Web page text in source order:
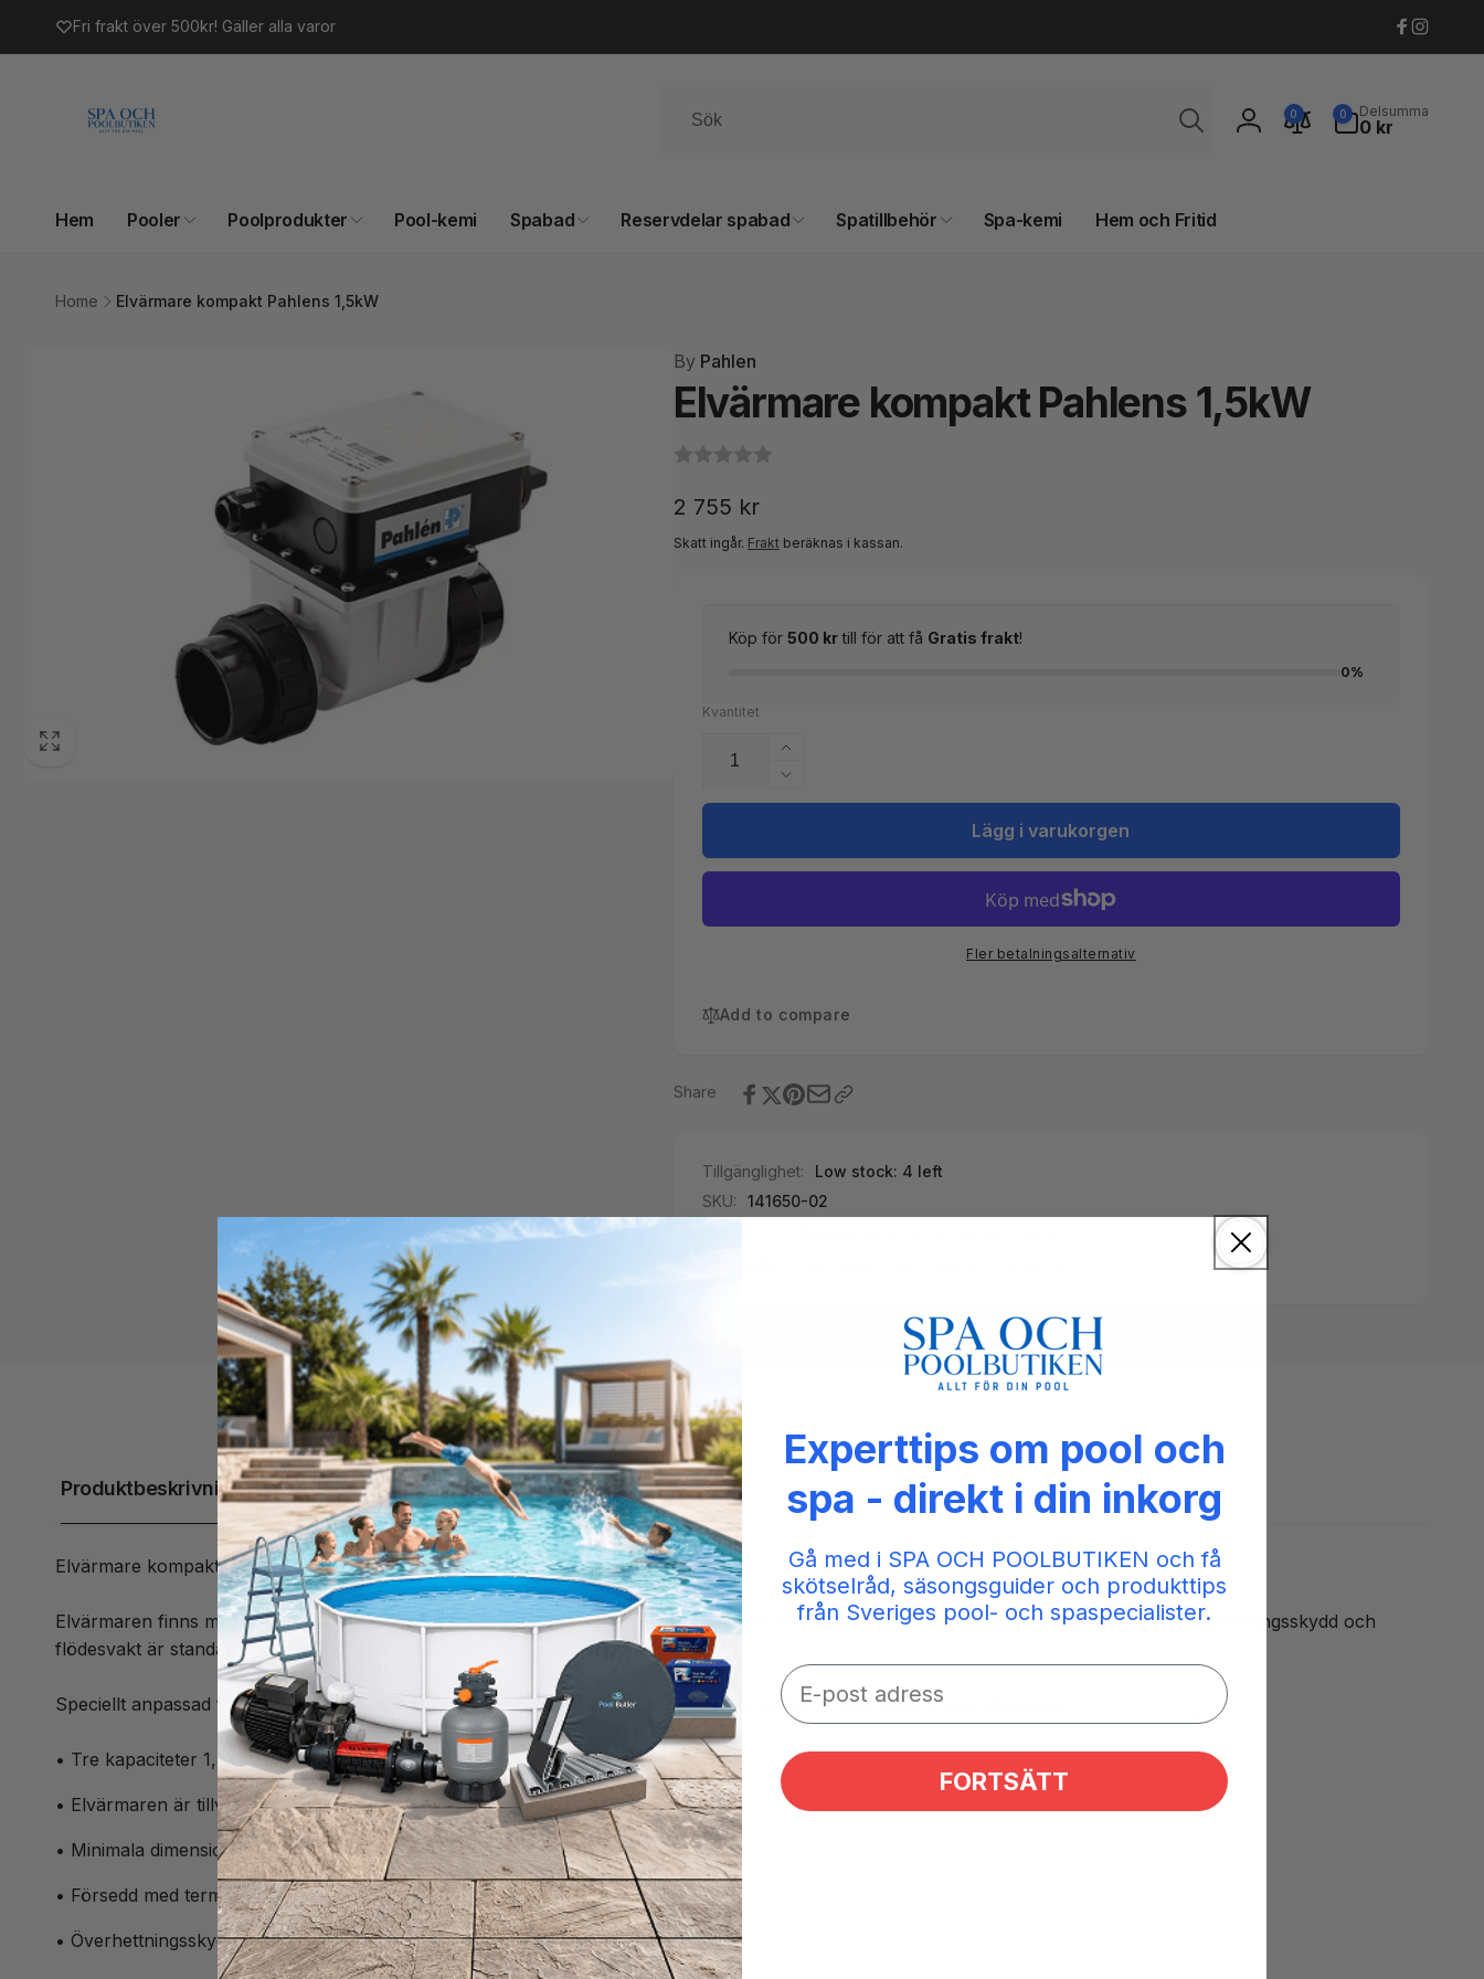
innehåll
Fri frakt över 500kr! Gäller alla varor
Facebook
Logga
0 0
artiklar
Delsumma
0 kr
Hem Pooler Poolprodukter Pool-kemi Spabad Reservdelar spabad Spatillbehör Spa-kemi Hem och Fritid
Home Elvärmare kompakt Pahlens 1,5kW
ByPahlen
Elvärmare kompakt Pahlens 1,5kW
Ordinarie
pris
2 755 kr
Skatt ingår. Fraktberäknas i kassan.
Köp för 500 krtill för att få Gratis frakt!
0%
Kvantitet
Öka
kvantitet
för
Pahlens
Minska
kvantitet
Elvärmare
kompakt
1,5kW
Lägg i varukorgen
Fler betalningsalternativ
Add to compare
Share
Tillgänglighet:
Low stock: 4 left
SKU:
141650-02
Produktbeskrivning
Elvärmare kompakt, är en liten och kompakt värmare för spabad och mindre pooler.
Elvärmaren finns med kapaciteterna 1,5-3kW. Den är tillverkad av termoplast och har en elpatron av Incoloy 825. Ställbar termostat, överhettningsskydd och
flödesvakt är standard.
Speciellt anpassad för mindre pooler och bubbelpooler. Liten och kompakt gör den enkel att montera i trånga utrymmen.
• Tre kapaciteter 1,5kW, 2kW och 3kW
• Elvärmaren är tillverkad i ABS
• Minimala dimensioner
• Försedd med termostat 0-45°C
• Överhettningsskydd och flödesvakt
Experttips om pool och
spa - direkt i din inkorg
Gå med i SPA OCH POOLBUTIKEN och få
skötselråd, säsongsguider och produkttips
från Sveriges pool- och spaspecialister.
FORTSÄTT